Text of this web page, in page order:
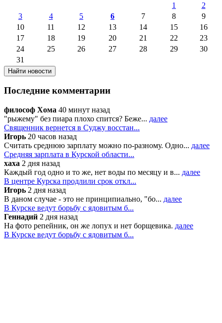
1
2
3
4 5 6 7 8
9
10
11 12 13 14 15
16
17
18 19 20 21 22
23
24
25 26 27 28 29
30
31
Последние комментарии
философ Хома 40 минут назад
"рыжему" без пиара плохо спится? Беже... далее
Священник вернется в Суджу восстан...
Игорь 20 часов назад
Считать среднюю зарплату можно по-разному. Одно... далее
Средняя зарплата в Курской области...
хаха 2 дня назад
Каждый год одно и то же, нет воды по месяцу и в... далее
В центре Курска продлили срок откл...
Игорь 2 дня назад
В даном случае - это не принципиально, "бо... далее
В Курске ведут борьбу с ядовитым б...
Геннадий 2 дня назад
На фото репейник, он же лопух и нет борщевика. далее
В Курске ведут борьбу с ядовитым б...